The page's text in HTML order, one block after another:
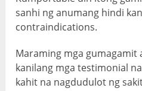
sanhi ng anumang hindi
contraindications.
Maraming mga gumagamit
kanilang mga testimonial
kahit na nagdudulot ng